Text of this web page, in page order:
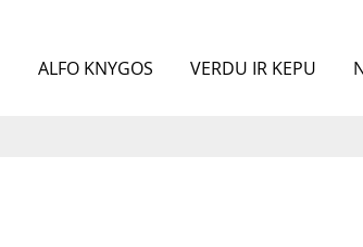
ALFO KNYGOS VERDU IR KEPU